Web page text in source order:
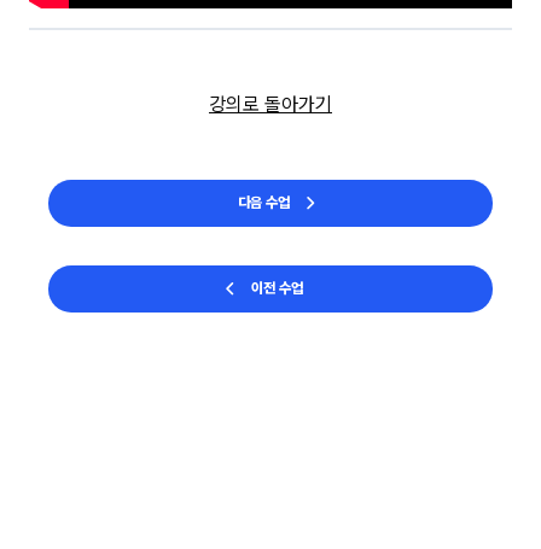
이전 수업
강의로 돌아가기
다음 수업